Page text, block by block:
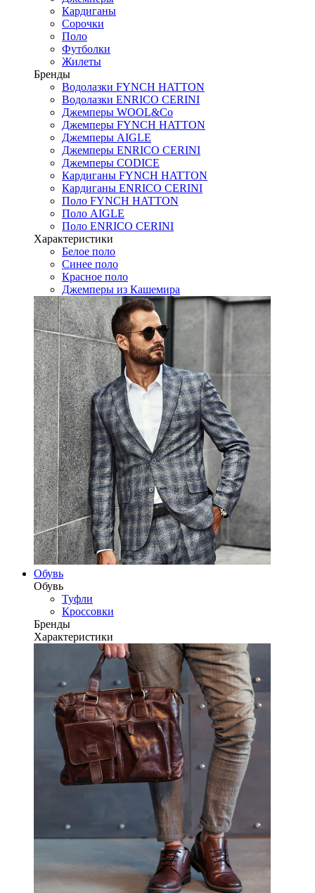
Кардиганы
Сорочки
Поло
Футболки
Жилеты
Бренды
Водолазки FYNCH HATTON
Водолазки ENRICO CERINI
Джемперы WOOL&Co
Джемперы FYNCH HATTON
Джемперы AIGLE
Джемперы ENRICO CERINI
Джемперы CODICE
Кардиганы FYNCH HATTON
Кардиганы ENRICO CERINI
Поло FYNCH HATTON
Поло AIGLE
Поло ENRICO CERINI
Характеристики
Белое поло
Синее поло
Красное поло
Джемперы из Кашемира
Обувь
Обувь
Туфли
Кроссовки
Бренды
Характеристики